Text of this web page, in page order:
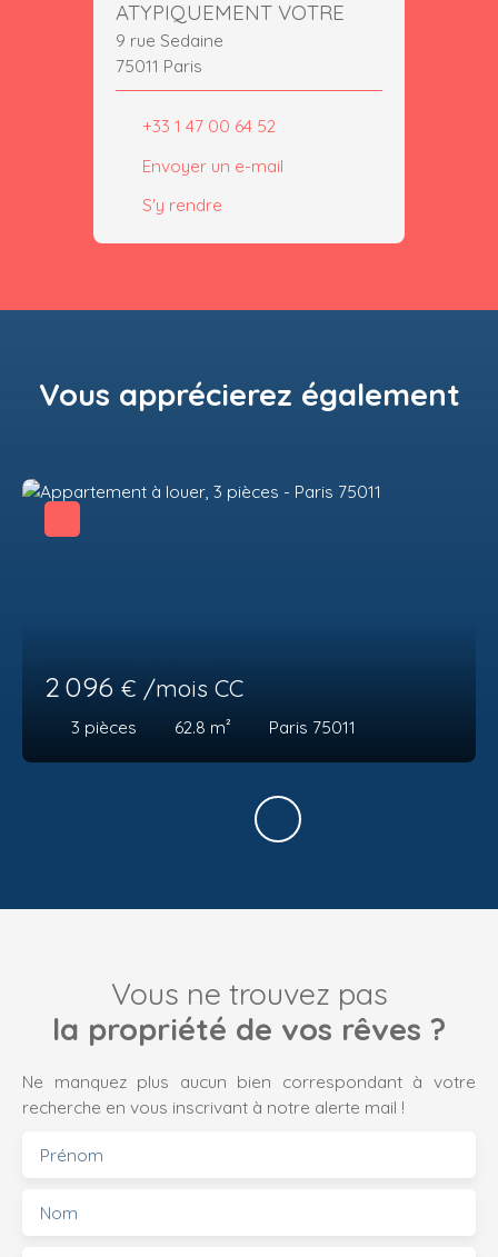
ATYPIQUEMENT VOTRE
9 rue Sedaine
75011 Paris
+33 1 47 00 64 52
Envoyer un e-mail
S'y rendre
Vous apprécierez également
2 096 € /mois CC
3 pièces 62.8 m² Paris 75011
Vous ne trouvez pas
la propriété de vos rêves ?
Ne manquez plus aucun bien correspondant à votre
recherche en vous inscrivant à notre alerte mail !
Prénom
Nom